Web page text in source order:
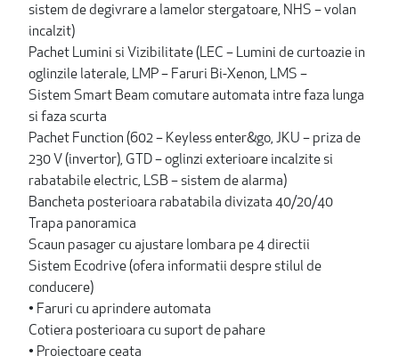
sistem de degivrare a lamelor stergatoare, NHS – volan
incalzit)
Pachet Lumini si Vizibilitate (LEC – Lumini de curtoazie in
oglinzile laterale, LMP – Faruri Bi-Xenon, LMS –
Sistem Smart Beam comutare automata intre faza lunga
si faza scurta
Pachet Function (602 – Keyless enter&go, JKU – priza de
230 V (invertor), GTD – oglinzi exterioare incalzite si
rabatabile electric, LSB – sistem de alarma)
Bancheta posterioara rabatabila divizata 40/20/40
Trapa panoramica
Scaun pasager cu ajustare lombara pe 4 directii
Sistem Ecodrive (ofera informatii despre stilul de
conducere)
• Faruri cu aprindere automata
Cotiera posterioara cu suport de pahare
• Proiectoare ceata